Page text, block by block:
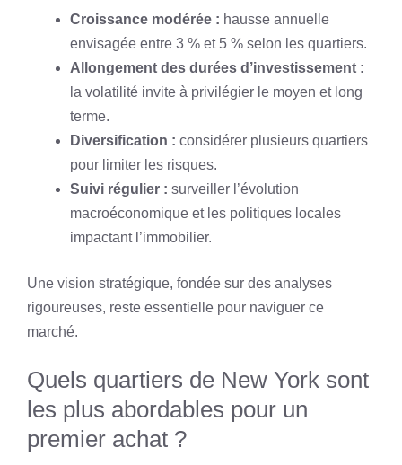
Croissance modérée : hausse annuelle
envisagée entre 3 % et 5 % selon les quartiers.
Allongement des durées d’investissement :
la volatilité invite à privilégier le moyen et long
terme.
Diversification : considérer plusieurs quartiers
pour limiter les risques.
Suivi régulier : surveiller l’évolution
macroéconomique et les politiques locales
impactant l’immobilier.
Une vision stratégique, fondée sur des analyses
rigoureuses, reste essentielle pour naviguer ce
marché.
Quels quartiers de New York sont
les plus abordables pour un
premier achat ?